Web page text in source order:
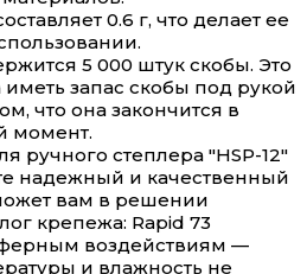
0.6 г, что делает ее
5 000 штук скобы. Это
иметь запас скобы под рукой
что она закончится в
момент.
ручного степлера "HSP-12"
надежный и качественный
вам в решении
крепежа: Rapid 73
воздействиям —
и влажность не